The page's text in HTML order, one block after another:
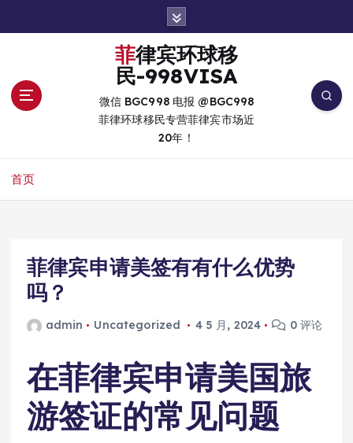
菲律宾环球移
民-998VISA
微信 BGC998 电报 @BGC998
菲律环球移民专营菲律宾市场近
20年！
首页
菲律宾申请美签有有什么优势
吗？
admin Uncategorized 4 5 月, 2024 0 评论
在菲律宾申请美国旅
游签证的常见问题